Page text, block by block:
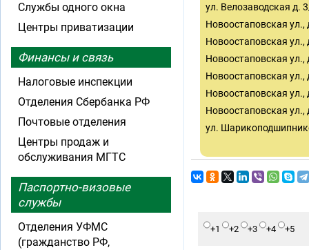
ул. Велозаводская д.
Новоостаповская ул.,
Новоостаповская ул.,
Новоостаповская ул.,
Новоостаповская ул.,
Новоостаповская ул.,
Новоостаповская ул.,
ул.
+1 +2 +3 +4 +5
Службы одного окна
Центры приватизации
Финансы и связь
Налоговые инспекции
Отделения Сбербанка РФ
Почтовые отделения
Центры продаж и
обслуживания МГТС
Паспортно-визовые
службы
Отделения УФМС
(гражданство РФ,